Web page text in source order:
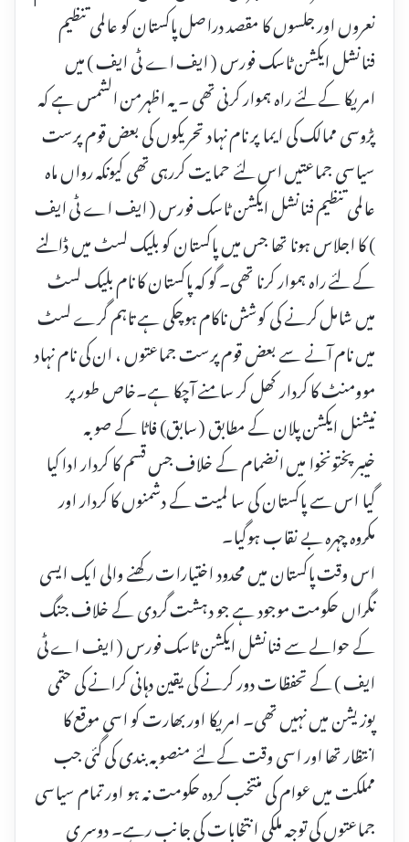
نعروں اور جلسوں کا مقصد دراصل پاکستان کو عالمی تنظیم
فنانشل ایکشن ٹاسک فورس ( ایف اے ٹی ایف ) میں
امریکا کے لئے راہ ہموار کرنی تھی ۔ یہ اظہرمن الشمس ہے کہ
پڑوسی ممالک کی ایما پر نام نہاد تحریکوں کی بعض قوم پرست
سیاسی جماعتیں اس لئے حمایت کررہی تھی کیونکہ رواں ماہ
عالمی تنظیم فنانشل ایکشن ٹاسک فورس ( ایف اے ٹی ایف
) کا اجلاس ہونا تھا جس میں پاکستان کو بلیک لسٹ میں ڈالنے
کے لئے راہ ہموار کرنا تھی۔ گو کہ پاکستان کا نام بلیک لسٹ
میں شامل کرنے کی کوشش ناکام ہوچکی ہے تاہم گرے لسٹ
میں نام آنے سے بعض قوم پرست جماعتوں ، ان کی نام نہاد
موومنٹ کا کردار کھل کر سامنے آچکا ہے۔خاص طور پر
نیشنل ایکشن پلان کے مطابق ( سابق) فاٹا کے صوبہ
خیبرپختونخوا میں انضمام کے خلاف جس قسم کا کردار ادا کیا
گیا اس سے پاکستان کی سا لمیت کے دشمنوں کا کردار اور
مکروہ چہرہ بے نقاب ہوگیا۔
اس وقت پاکستان میں محدود اختیارات رکھنے والی ایک ایسی
نگراں حکومت موجود ہے جو دہشت گردی کے خلاف جنگ
کے حوالے سے فنانشل ایکشن ٹاسک فورس ( ایف اے ٹی
ایف ) کے تحفظات دور کرنے کی یقین دہانی کرانے کی حتمی
پوزیشن میں نہیں تھی۔ امریکا اور بھارت کو اسی موقع کا
انتظار تھا اور اسی وقت کے لئے منصوبہ بندی کی گئی جب
مملکت میں عوام کی منتخب کردہ حکومت نہ ہو اور تمام سیاسی
جماعتوں کی توجہ ملکی انتخابات کی جانب رہے۔ دوسر ی